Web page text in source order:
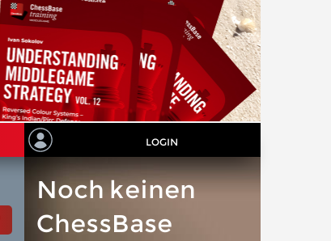
LOGIN
Noch keinen
ChessBase